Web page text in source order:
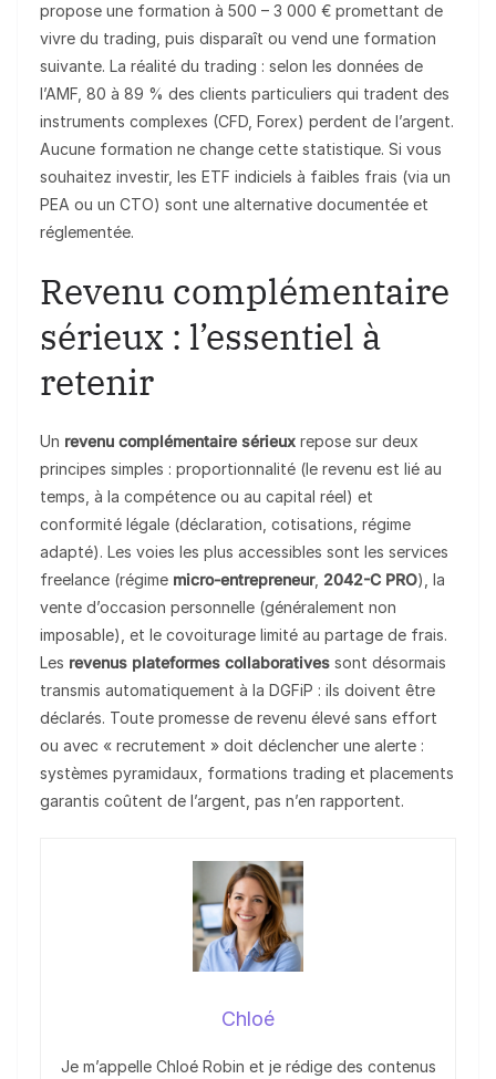
propose une formation à 500 – 3 000 € promettant de
vivre du trading, puis disparaît ou vend une formation
suivante. La réalité du trading : selon les données de
l’AMF, 80 à 89 % des clients particuliers qui tradent des
instruments complexes (CFD, Forex) perdent de l’argent.
Aucune formation ne change cette statistique. Si vous
souhaitez investir, les ETF indiciels à faibles frais (via un
PEA ou un CTO) sont une alternative documentée et
réglementée.
Revenu complémentaire
sérieux : l’essentiel à
retenir
Un revenu complémentaire sérieux repose sur deux
principes simples : proportionnalité (le revenu est lié au
temps, à la compétence ou au capital réel) et
conformité légale (déclaration, cotisations, régime
adapté). Les voies les plus accessibles sont les services
freelance (régime micro-entrepreneur, 2042-C PRO), la
vente d’occasion personnelle (généralement non
imposable), et le covoiturage limité au partage de frais.
Les revenus plateformes collaboratives sont désormais
transmis automatiquement à la DGFiP : ils doivent être
déclarés. Toute promesse de revenu élevé sans effort
ou avec « recrutement » doit déclencher une alerte :
systèmes pyramidaux, formations trading et placements
garantis coûtent de l’argent, pas n’en rapportent.
Chloé
Je m’appelle Chloé Robin et je rédige des contenus